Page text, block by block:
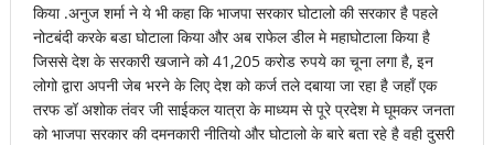
किया .अनुज शर्मा ने ये भी कहा कि भाजपा सरकार घोटालो की सरकार है पहले
नोटबंदी करके बडा घोटाला किया और अब राफेल डील मे महाघोटाला किया है
जिससे देश के सरकारी खजाने को 41,205 करोड रुपये का चूना लगा है, इन
लोगो द्वारा अपनी जेब भरने के लिए देश को कर्ज तले दबाया जा रहा है जहाँ एक
तरफ डॉ अशोक तंवर जी साईकल यात्रा के माध्यम से पूरे प्रदेश मे घूमकर जनता
को भाजपा सरकार की दमनकारी नीतियो और घोटालो के बारे बता रहे है वही दुसरी